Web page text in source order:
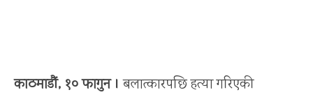
काठमाडौं, १० फागुन । बलात्कारपछि हत्या गरिएकी